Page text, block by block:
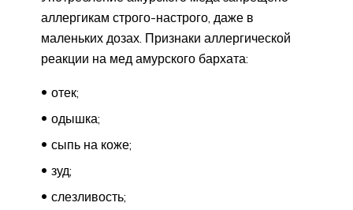
аллергикам строго-настрого, даже в
маленьких дозах. Признаки аллергической
реакции на мед амурского бархата:
отек;
одышка;
сыпь на коже;
зуд;
слезливость;